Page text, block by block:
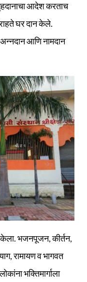
आदेश करताच
घर दान केले.
आणि नामदान
केला. भजनपूजन, कीर्तन,
रामायण व भागवत
भक्तिमार्गाला